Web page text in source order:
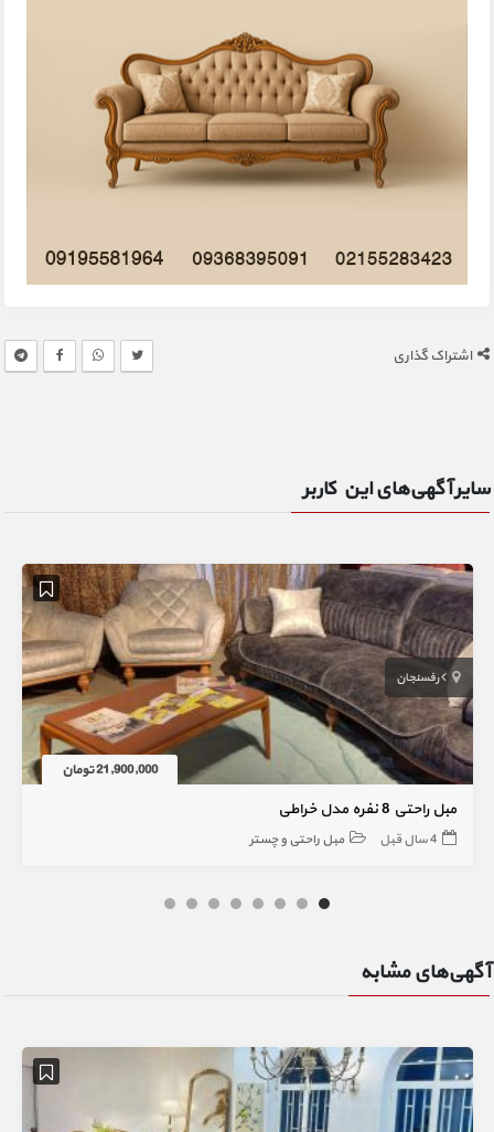
اشتراک گذاری
سایر آگهی‌های این کاربر
رفسنجان
21,900,000 تومان
مبل راحتی 8 نفره مدل خراطی
4 سال قبل مبل راحتی و چستر
آگهی‌های مشابه